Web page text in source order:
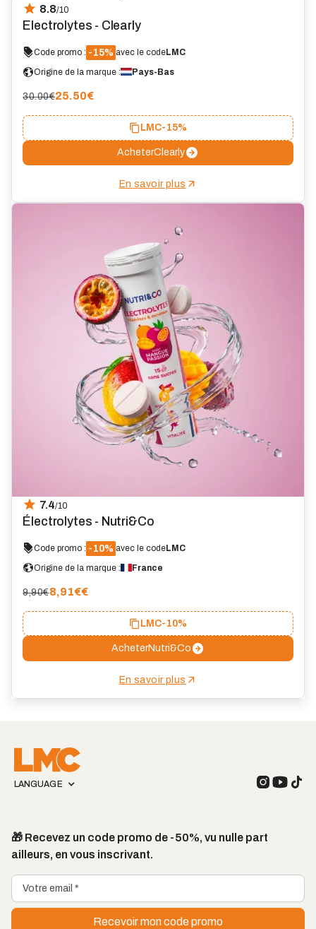
8.8/10
Electrolytes - Clearly
Code promo : -15% avec le codeLMC
Origine de la marque :
Pays-Bas
30.00€25.50€
LMC-15%
AcheterClearly
En savoir plus
7.4/10
Électrolytes - Nutri&Co
Code promo : -10% avec le codeLMC
Origine de la marque :
France
9,90€8,91€€
LMC-10%
AcheterNutri&Co
En savoir plus
LANGUAGE
🎁 Recevez un code promo de -50%, vu nulle part
ailleurs, en vous inscrivant.